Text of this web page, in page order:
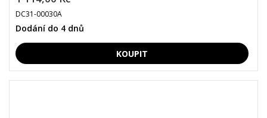
DC31-00030A
Dodání do 4 dnů